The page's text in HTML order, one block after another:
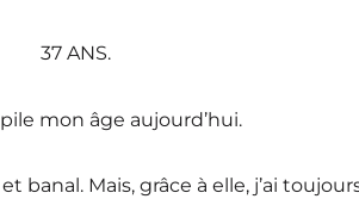
37 ANS.
mon âge aujourd’hui.
Mais, grâce à elle, j’ai